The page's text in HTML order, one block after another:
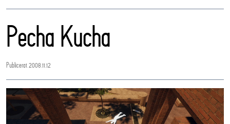
Pecha Kucha
Publicerat 2008.11.12